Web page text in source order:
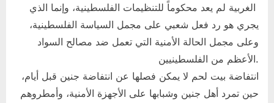
الغربية لم يعد محكوماً للتنظيمات الفلسطينية، وإنما الذي
يجري هو رد فعل شعبي على مجمل السياسة الفلسطينية،
وعلى مجمل الحالة الأمنية التي تعمل ضد مصالح السواد
الأعظم من الفلسطينيين.
انتفاضة بيت لحم لا يمكن فصلها عن انتفاضة جنين قبل أيام،
حين تمرد أهل جنين وشبابها على الأجهزة الأمنية، وأمطروهم